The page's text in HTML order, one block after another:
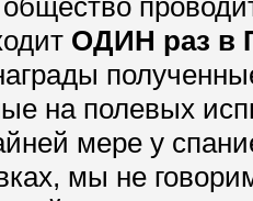
ОДИН раз в
на полевых
мере у
мы не